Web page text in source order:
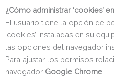
¿Cómo administrar ‘cookies’
El usuario tiene la opción de
‘cookies’ instaladas en su
las opciones del navegador
Para ajustar los permisos
navegador Google Chrome: